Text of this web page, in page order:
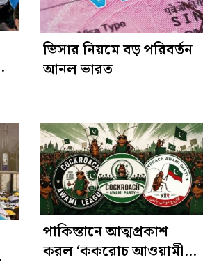
ভিসার নিয়মে বড় পরিবর্তন
আনল ভারত
পাকিস্তানে আত্মপ্রকাশ
করল ‘ককরোচ আওয়ামী